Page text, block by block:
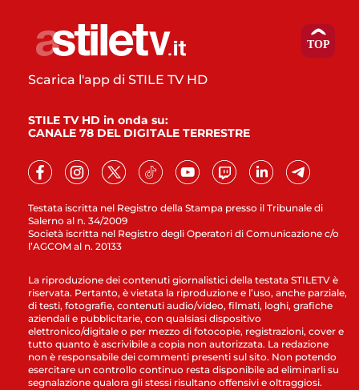
Testata iscritta nel Registro della Stampa presso il Tribunale di
Salerno al n. 34/2009
Società iscritta nel Registro degli Operatori di Comunicazione c/o
l’AGCOM al n. 20133
Scarica l'app di STILE TV HD
STILE TV HD in onda su:
CANALE 78 DEL DIGITALE TERRESTRE
La riproduzione dei contenuti giornalistici della testata STILETV è
riservata. Pertanto, è vietata la riproduzione e l’uso, anche parziale,
di testi, fotografie, contenuti audio/video, filmati, loghi, grafiche
aziendali e pubblicitarie, con qualsiasi dispositivo
elettronico/digitale o per mezzo di fotocopie, registrazioni, cover e
tutto quanto è ascrivibile a copia non autorizzata. La redazione
non è responsabile dei commenti presenti sul sito. Non potendo
esercitare un controllo continuo resta disponibile ad eliminarli su
segnalazione qualora gli stessi risultano offensivi e oltraggiosi.